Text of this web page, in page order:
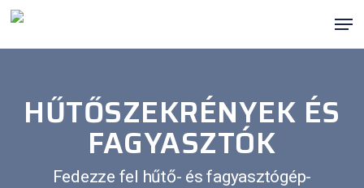
Ugrás
HŰTŐSZEKRÉNYEK ÉS
FAGYASZTÓK
Fedezze fel hűtő- és fagyasztógép-